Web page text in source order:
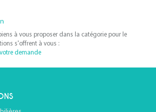
à vous proposer dans la catégorie pour le
s'offrent à vous :
demande